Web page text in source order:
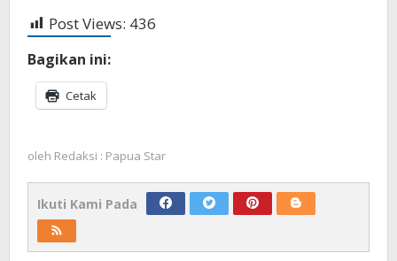
Post Views: 436
Bagikan ini:
Cetak
oleh Redaksi : Papua Star
Ikuti Kami Pada